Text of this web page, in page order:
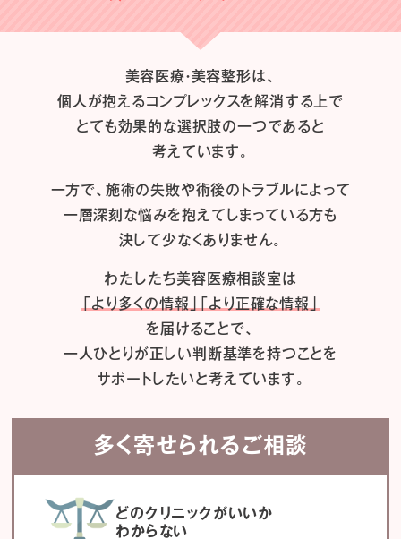
美容医療・美容整形は、
個人が抱えるコンプレックスを解消する上で
とても効果的な選択肢の一つであると
考えています。
一方で、施術の失敗や術後のトラブルによって
一層深刻な悩みを抱えてしまっている方も
決して少なくありません。
わたしたち美容医療相談室は
「より多くの情報」「より正確な情報」
を届けることで、
一人ひとりが正しい判断基準を持つことを
サポートしたいと考えています。
多く寄せられるご相談
どのクリニックがいいか
わからない